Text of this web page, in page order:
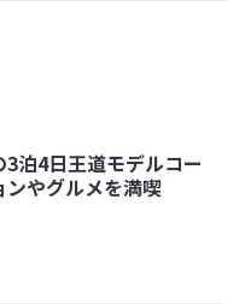
コース！ファッションや
泊4日王道モデルコー
やグルメを満喫